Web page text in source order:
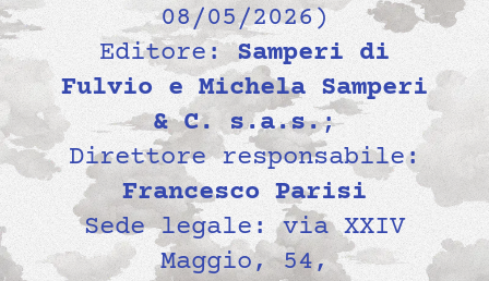
08/05/2026)
Editore:Samperi di
Fulvio e Michela Samperi
& C. s.a.s.;
Direttore responsabile:
Francesco Parisi
Sede legale: via XXIV
Maggio, 54,